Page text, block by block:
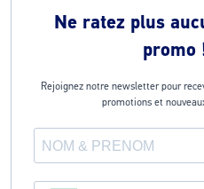
Ne ratez plus
promo
Rejoignez notre newsletter pour
promotions et